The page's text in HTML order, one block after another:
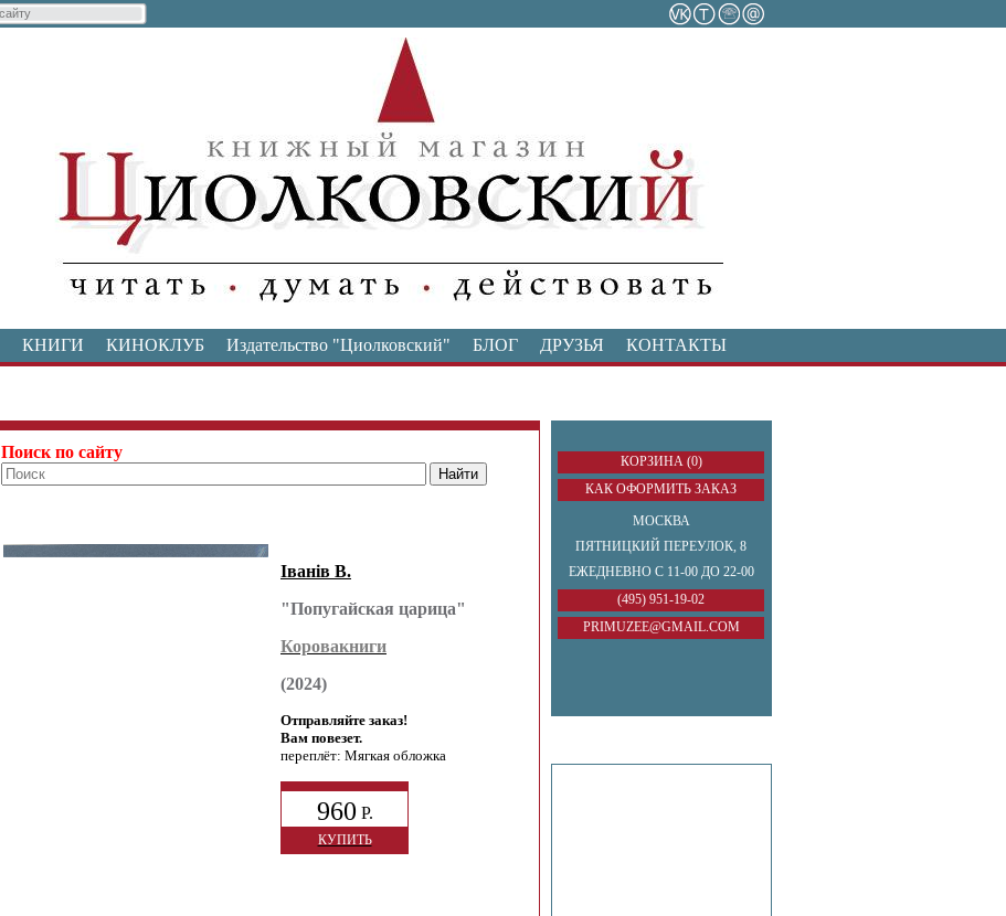
КНИГИ КИНОКЛУБ Издательство "Циолковский" БЛОГ ДРУЗЬЯ КОНТАКТЫ
Поиск по сайту
Iванiв В.
"Попугайская царица"
Коровакниги
(2024)
Отправляйте заказ!
Вам повезет.
переплёт: Мягкая обложка
960 Р.
КУПИТЬ
КОРЗИНА (0)
КАК ОФОРМИТЬ ЗАКАЗ
МОСКВА
ПЯТНИЦКИЙ ПЕРЕУЛОК, 8
ЕЖЕДНЕВНО С 11-00 ДО 22-00
(495) 951-19-02
PRIMUZEE@GMAIL.COM